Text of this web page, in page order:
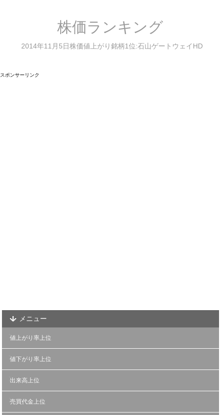
株価ランキング
2014年11月5日株価値上がり銘柄1位:石山ゲートウェイHD
スポンサーリンク
メニュー
値上がり率上位
値下がり率上位
出来高上位
売買代金上位